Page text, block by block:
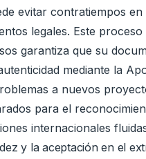
evitar contratiempos
legales. Este
garantiza que su
mediante la
a nuevos
para el
internacionales
y la aceptación en el